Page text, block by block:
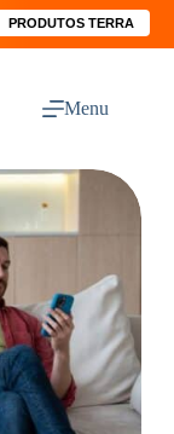
PRODUTOS TERRA
Menu